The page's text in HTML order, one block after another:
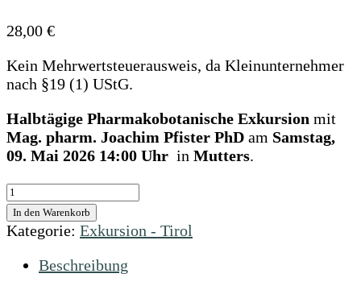
28,00 €
Kein Mehrwertsteuerausweis, da Kleinunternehmer
nach §19 (1) UStG.
Halbtägige Pharmakobotanische Exkursion mit
Mag. pharm. Joachim Pfister PhD am Samstag,
09. Mai 2026 14:00 Uhr in Mutters.
Pharmakobotanische
Exkursion
in
In den Warenkorb
Kategorie: Exkursion - Tirol
Beschreibung